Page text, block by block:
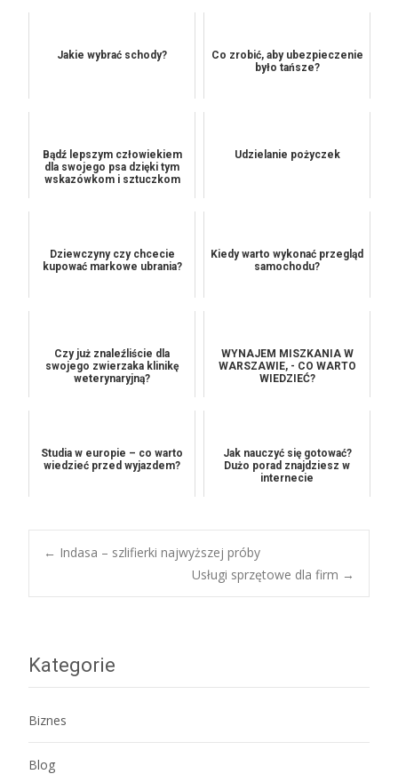
Jakie wybrać schody?
Co zrobić, aby ubezpieczenie
było tańsze?
Bądź lepszym człowiekiem
dla swojego psa dzięki tym
wskazówkom i sztuczkom
Udzielanie pożyczek
Dziewczyny czy chcecie
kupować markowe ubrania?
Kiedy warto wykonać przegląd
samochodu?
Czy już znaleźliście dla
swojego zwierzaka klinikę
weterynaryjną?
WYNAJEM MISZKANIA W
WARSZAWIE, - CO WARTO
WIEDZIEĆ?
Studia w europie – co warto
wiedzieć przed wyjazdem?
Jak nauczyć się gotować?
Dużo porad znajdziesz w
internecie
Post
← Indasa – szlifierki najwyższej próby
Usługi sprzętowe dla firm →
Kategorie
Biznes
Blog